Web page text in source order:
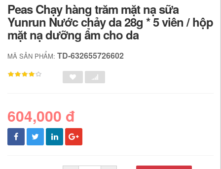
Peas Chạy hàng trăm mặt nạ sữa
Yunrun Nước chảy da 28g * 5 viên / hộp
mặt nạ dưỡng ẩm cho da
MÃ SẢN PHẨM: TD-632655726602
604,000 đ